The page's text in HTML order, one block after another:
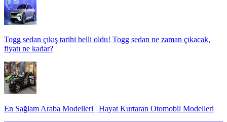
Togg sedan çıkış tarihi belli oldu! Togg sedan ne zaman çıkacak,
fiyatı ne kadar?
En Sağlam Araba Modelleri | Hayat Kurtaran Otomobil Modelleri